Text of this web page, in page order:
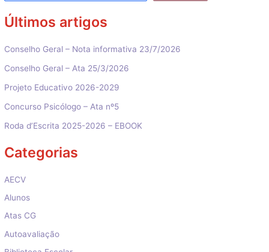
Últimos artigos
Conselho Geral – Nota informativa 23/7/2026
Conselho Geral – Ata 25/3/2026
Projeto Educativo 2026-2029
Concurso Psicólogo – Ata nº5
Roda d’Escrita 2025-2026 – EBOOK
Categorias
AECV
Alunos
Atas CG
Autoavaliação